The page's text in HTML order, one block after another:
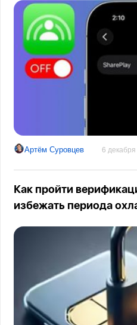
Артём Суровцев 6
Как пройти
избежать периода